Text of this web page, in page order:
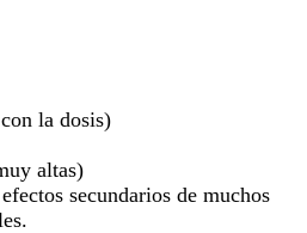
la dosis)
altas)
secundarios de muchos